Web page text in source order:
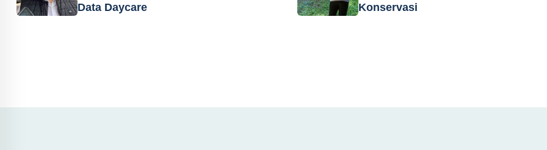
Data Daycare
Konservasi